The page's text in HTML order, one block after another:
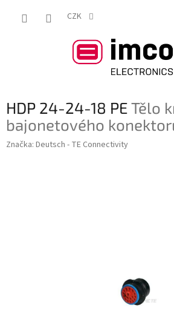
CZK
HDP 24-24-18 PETělo
bajonetového
Značka: Deutsch - TE Connectivity